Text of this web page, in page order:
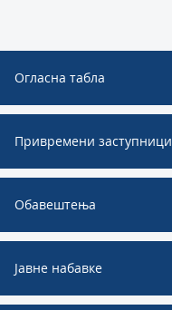
Огласна табла
Привремени заступници
Обавештења
Јавне набавке